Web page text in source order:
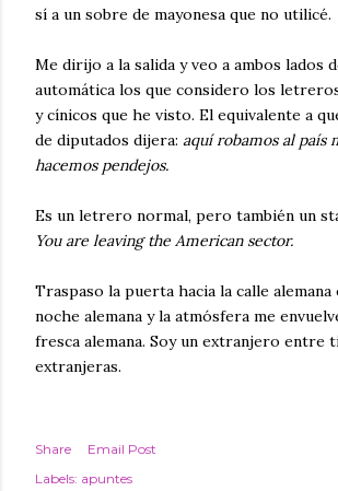
sí a un sobre de mayonesa que no utilicé.
Me dirijo a la salida y veo a ambos lados
automática los que considero los
y cínicos que he visto. El equivalente a
de diputados dijera: aquí robamos al país
hacemos pendejos.
Es un letrero normal, pero también un
You are leaving the American sector.
Traspaso la puerta hacia la calle alemana
noche alemana y la atmósfera me
fresca alemana. Soy un extranjero entre
extranjeras.
Share
Email Post
Labels: apuntes